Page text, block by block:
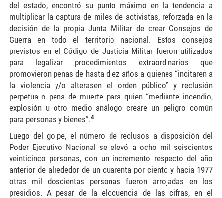
del estado, encontró su punto máximo en la tendencia a
multiplicar la captura de miles de activistas, reforzada en la
decisión de la propia Junta Militar de crear Consejos de
Guerra en todo el territorio nacional. Estos consejos
previstos en el Código de Justicia Militar fueron utilizados
para legalizar procedimientos extraordinarios que
promovieron penas de hasta diez años a quienes “incitaren a
la violencia y/o alterasen el orden público” y reclusión
perpetua o pena de muerte para quien “mediante incendio,
explosión u otro medio análogo creare un peligro común
para personas y bienes”.4
Luego del golpe, el número de reclusos a disposición del
Poder Ejecutivo Nacional se elevó a ocho mil seiscientos
veinticinco personas, con un incremento respecto del año
anterior de alrededor de un cuarenta por ciento y hacia 1977
otras mil doscientas personas fueron arrojadas en los
presidios. A pesar de la elocuencia de las cifras, en el